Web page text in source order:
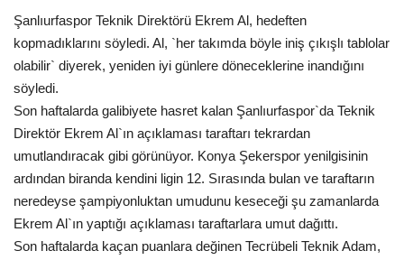
Spor
Gündem
Tekno Bilim
Ekonomi
Siyaset
Şanlıurfaspor Teknik Direktörü Ekrem Al, hedeften
kopmadıklarını söyledi. Al, `her takımda böyle iniş çıkışlı tablolar
olabilir` diyerek, yeniden iyi günlere döneceklerine inandığını
söyledi.
Son haftalarda galibiyete hasret kalan Şanlıurfaspor`da Teknik
Direktör Ekrem Al`ın açıklaması taraftarı tekrardan
umutlandıracak gibi görünüyor. Konya Şekerspor yenilgisinin
ardından biranda kendini ligin 12. Sırasında bulan ve taraftarın
neredeyse şampiyonluktan umudunu keseceği şu zamanlarda
Ekrem Al`ın yaptığı açıklaması taraftarlara umut dağıttı.
Son haftalarda kaçan puanlara değinen Tecrübeli Teknik Adam,